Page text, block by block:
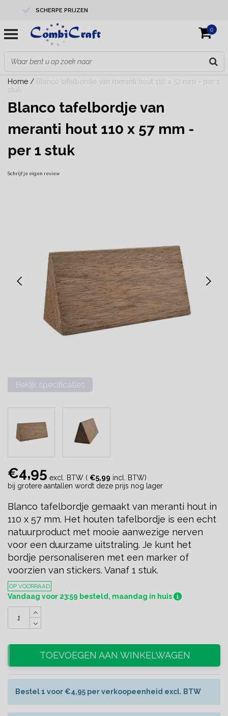
SCHERPE PRIJZEN
PROFESSIONELE KWALITEIT
EXPERTS IN MAATWERK
0
Home / Blanco tafelbordje van meranti hout 110 x 57 mm - per 1
stuk
Blanco tafelbordje van
meranti hout 110 x 57 mm -
per 1 stuk
Schrijf je eigen review
Bekijk specificaties
€4,95 excl. BTW ( €5,99 incl. BTW)
bij grotere aantallen wordt deze prijs nog lager
Blanco tafelbordje gemaakt van meranti hout in
110 x 57 mm. Het houten tafelbordje is een echt
natuurproduct met mooie aanwezige nerven
voor een duurzame uitstraling. Je kunt het
bordje personaliseren met een marker of
voorzien van stickers. Vanaf 1 stuk.
OP VOORRAAD
Vandaag voor 23:59 besteld, maandag in huis
TOEVOEGEN AAN WINKELWAGEN
Bestel 1 voor €4,95 per verkoopeenheid excl. BTW